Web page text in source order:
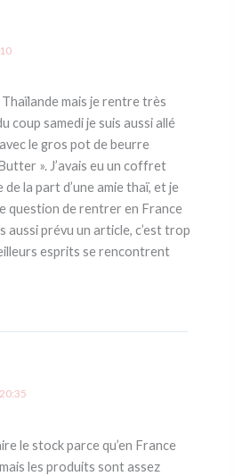
Thaïlande mais je rentre très
coup samedi je suis aussi allé
le gros pot de beurre
». J’avais eu un coffret
la part d’une amie thaï, et je
question de rentrer en France
aussi prévu un article, c’est trop
esprits se rencontrent
le stock parce qu’en France
les produits sont assez